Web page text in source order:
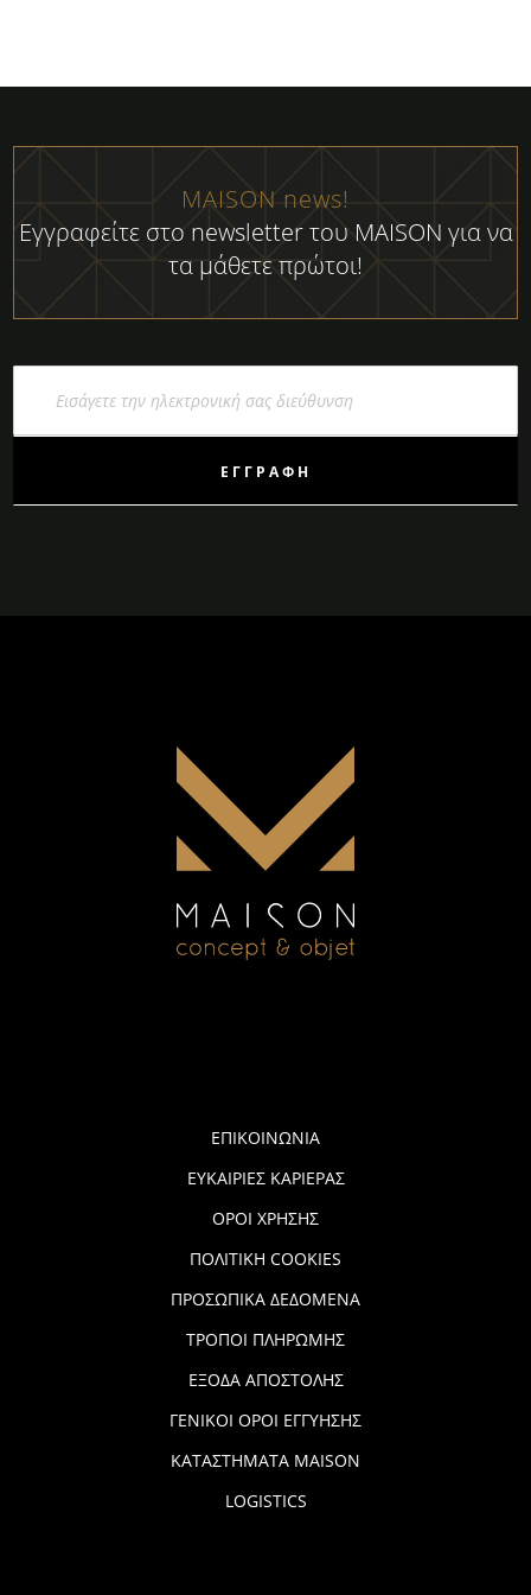
MAISON news!
Εγγραφείτε στο newsletter του MAISON για να
τα μάθετε πρώτοι!
ΕΓΓΡΑΦΉ
ΕΠΙΚΟΙΝΩΝΙΑ
ΕΥΚΑΙΡΙΕΣ ΚΑΡΙΕΡΑΣ
ΟΡΟΙ ΧΡΗΣΗΣ
ΠΟΛΙΤΙΚΗ COOKIES
ΠΡΟΣΩΠΙΚΑ ΔΕΔΟΜΕΝΑ
ΤΡΟΠΟΙ ΠΛΗΡΩΜΗΣ
ΕΞΟΔΑ ΑΠΟΣΤΟΛΗΣ
ΓΕΝΙΚΟΙ ΟΡΟΙ ΕΓΓΥΗΣΗΣ
ΚΑΤΑΣΤΗΜΑΤΑ MAISON
LOGISTICS